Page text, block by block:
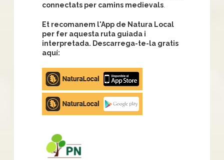
connectats per camins medievals
Et recomanem l'App de Natura Local
per fer aquesta ruta guiada i
interpretada. Descarrega-te-la gratis
aquí:
Apple
store
Google
Play